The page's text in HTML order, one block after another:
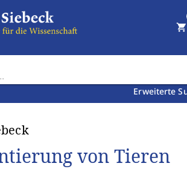
Erweiterte
shopping_cart
von Tieren